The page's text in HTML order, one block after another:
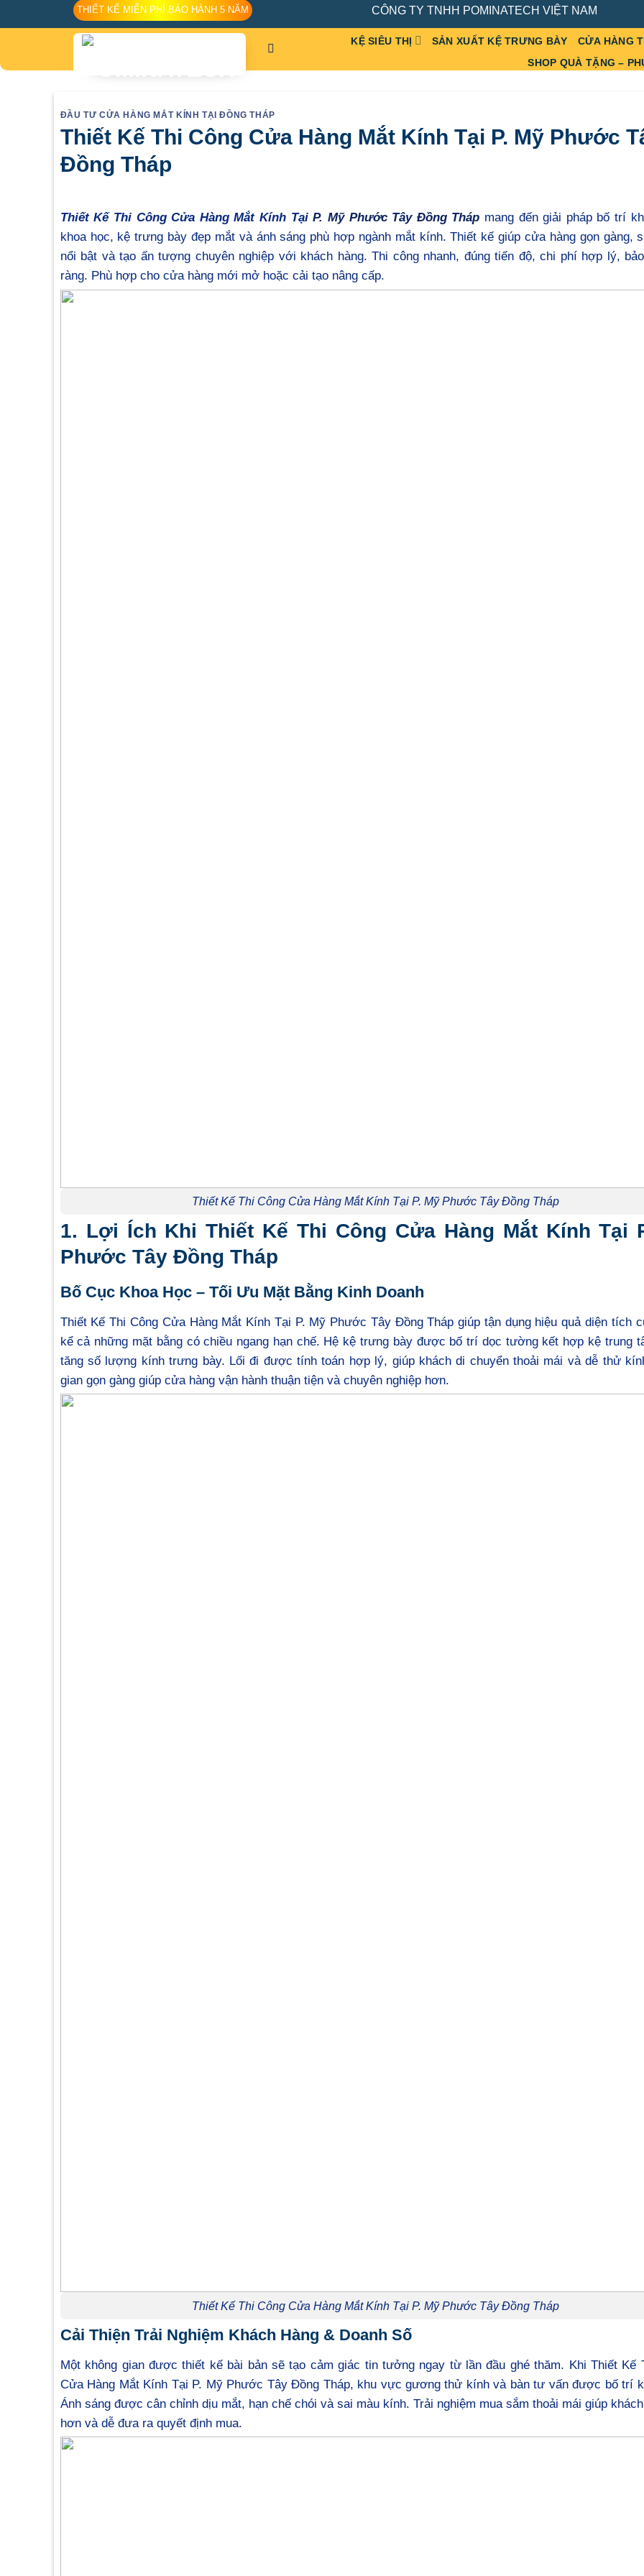
to
THIẾT KẾ MIỄN PHÍ BẢO HÀNH 5 NĂM CÔNG TY TNHH POMINATECH VIỆT NAM
KỆ SIÊU THỊ SẢN XUẤT KỆ TRƯNG BÀY CỬA HÀNG
SHOP QUÀ TẶNG –
ĐẦU TƯ CỬA HÀNG MẮT KÍNH TẠI ĐỒNG THÁP
Thiết Kế Thi Công Cửa Hàng Mắt Kính Tại P. Mỹ Phước
Đồng Tháp
Thiết Kế Thi Công Cửa Hàng Mắt Kính TạiP. Mỹ Phước Tây Đồng Tháp mang đến giải pháp bố trí
khoa học, kệ trưng bày đẹp mắt và ánh sáng phù hợp ngành mắt kính. Thiết kế giúp cửa hàng gọn gàng,
nổi bật và tạo ấn tượng chuyên nghiệp với khách hàng. Thi công nhanh, đúng tiến độ, chi phí hợp lý,
ràng. Phù hợp cho cửa hàng mới mở hoặc cải tạo nâng cấp.
Thiết Kế Thi Công Cửa Hàng Mắt Kính Tại P. Mỹ Phước Tây Đồng Tháp
1. Lợi Ích Khi Thiết Kế Thi Công Cửa Hàng Mắt Kính Tại
Phước Tây Đồng Tháp
Bố Cục Khoa Học – Tối Ưu Mặt Bằng Kinh Doanh
Thiết Kế Thi Công Cửa Hàng Mắt Kính Tại P. Mỹ Phước Tây Đồng Tháp giúp tận dụng hiệu quả diện tích
kể cả những mặt bằng có chiều ngang hạn chế. Hệ kệ trưng bày được bố trí dọc tường kết hợp kệ trung
tăng số lượng kính trưng bày. Lối đi được tính toán hợp lý, giúp khách di chuyển thoải mái và dễ thử
gian gọn gàng giúp cửa hàng vận hành thuận tiện và chuyên nghiệp hơn.
Thiết Kế Thi Công Cửa Hàng Mắt Kính Tại P. Mỹ Phước Tây Đồng Tháp
Cải Thiện Trải Nghiệm Khách Hàng & Doanh Số
Một không gian được thiết kế bài bản sẽ tạo cảm giác tin tưởng ngay từ lần đầu ghé thăm. Khi Thiết Kế
Cửa Hàng Mắt Kính Tại P. Mỹ Phước Tây Đồng Tháp, khu vực gương thử kính và bàn tư vấn được bố trí
Ánh sáng được cân chỉnh dịu mắt, hạn chế chói và sai màu kính. Trải nghiệm mua sắm thoải mái giúp
hơn và dễ đưa ra quyết định mua.